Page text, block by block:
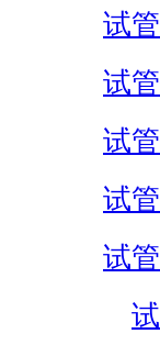
试
试
试
试
试